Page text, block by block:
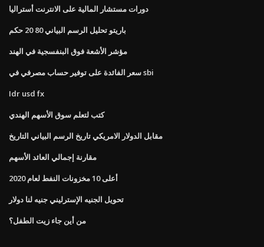
دورات مستشار المالية على الانترنت أستراليا
باريتو تحليل الرسم البياني 80 20 حكم
مؤشر الأشعة فوق البنفسجية في الهند
سعر الفائدة على توفير حساب مصرفي في sbi
Idr usd fx
كتب لتعلم سوق الأسهم الهندي
مقابل الدولار الامريكي تاريخ الرسم البياني التاريخ
مقارنة إجمالي العائد الأسهم
أعلى 10 مخزونات النفط لعام 2020
تحويل الجنيه الإسترليني جنيه لنا دولار
من أين جاء زيت الطفل؟